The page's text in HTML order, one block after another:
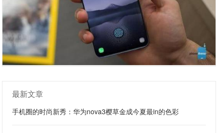
最新文章
手机圈的时尚新秀：华为nova3樱草金成今夏最in的色彩